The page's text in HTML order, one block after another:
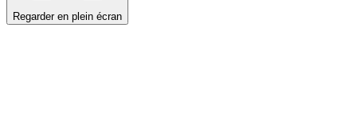
Regarder en plein écran